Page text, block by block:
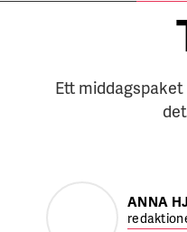
SIG HRF OM VALET
Klercker
Ett
ANNA